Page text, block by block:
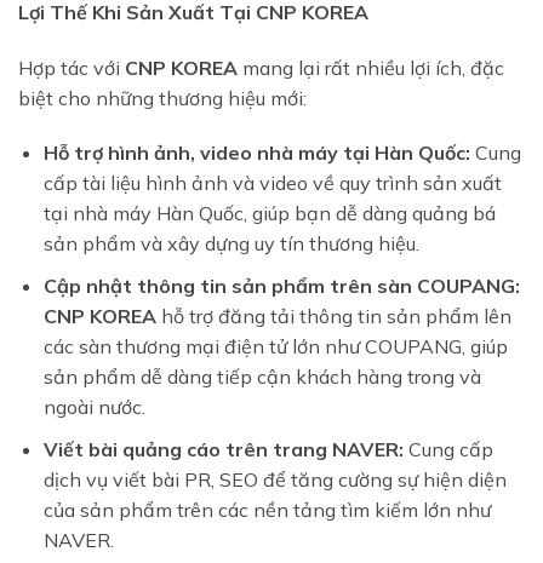
Lợi Thế Khi Sản Xuất Tại CNP KOREA
Hợp tác với CNP KOREA mang lại rất nhiều lợi ích, đặc
biệt cho những thương hiệu mới:
Hỗ trợ hình ảnh, video nhà máy tại Hàn Quốc: Cung
cấp tài liệu hình ảnh và video về quy trình sản xuất
tại nhà máy Hàn Quốc, giúp bạn dễ dàng quảng bá
sản phẩm và xây dựng uy tín thương hiệu.
Cập nhật thông tin sản phẩm trên sàn COUPANG:
CNP KOREAhỗ trợ đăng tải thông tin sản phẩm lên
các sàn thương mại điện tử lớn như COUPANG, giúp
sản phẩm dễ dàng tiếp cận khách hàng trong và
ngoài nước.
Viết bài quảng cáo trên trang NAVER: Cung cấp
dịch vụ viết bài PR, SEO để tăng cường sự hiện diện
của sản phẩm trên các nền tảng tìm kiếm lớn như
NAVER.